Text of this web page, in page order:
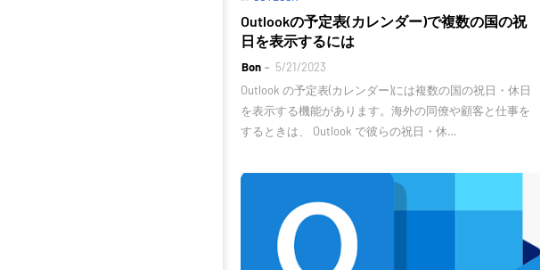
Outlookの予定表(カレンダー)で複数の国の祝
日を表示するには
Bon
5/21/2023
Outlook の予定表(カレンダー)には複数の国の祝日・休日
を表示する機能があります。海外の同僚や顧客と仕事を
するときは、 Outlook で彼らの祝日・休…